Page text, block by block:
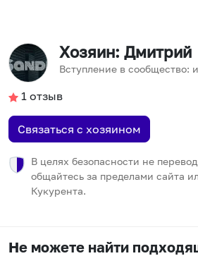
Хозяин: Дмитрий
Вступление в сообщество:
1 отзыв
Связаться с хозяином
В целях безопасности не
общайтесь за пределами сайта
Кукурента.
Не можете найти